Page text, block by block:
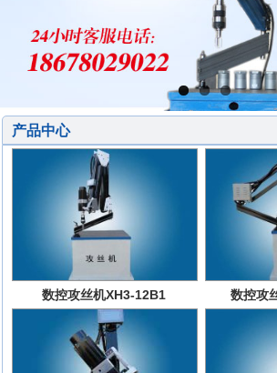
产品中心
数控攻丝机XH3-12B1 数控攻